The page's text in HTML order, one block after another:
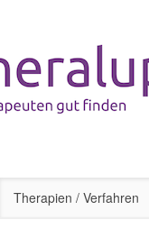
Therapien / Verfahren